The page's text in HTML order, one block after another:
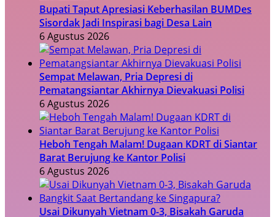
Bupati Taput Apresiasi Keberhasilan BUMDes
Sisordak Jadi Inspirasi bagi Desa Lain
6 Agustus 2026
Sempat Melawan, Pria Depresi di
Pematangsiantar Akhirnya Dievakuasi Polisi
6 Agustus 2026
Heboh Tengah Malam! Dugaan KDRT di Siantar
Barat Berujung ke Kantor Polisi
6 Agustus 2026
Usai Dikunyah Vietnam 0-3, Bisakah Garuda